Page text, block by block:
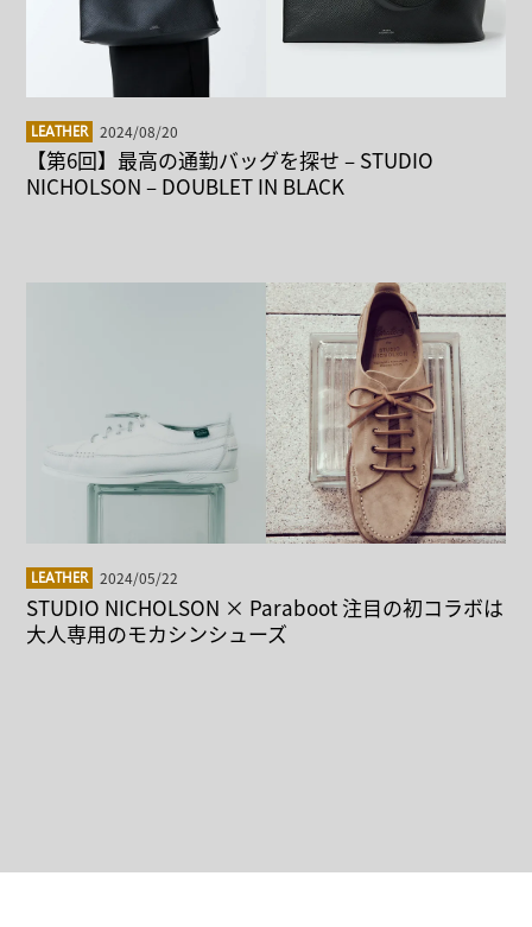
LEATHER 2024/08/20
【第6回】最高の通勤バッグを探せ – STUDIO
NICHOLSON – DOUBLET IN BLACK
LEATHER 2024/05/22
STUDIO NICHOLSON × Paraboot 注目の初コラボは
大人専用のモカシンシューズ